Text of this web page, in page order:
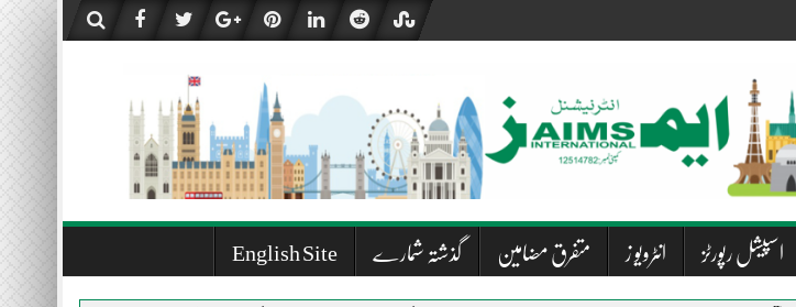
اسپیشل رپورٹز انٹرویو ز متفرق مضامین گذشتہ شمارے English Site